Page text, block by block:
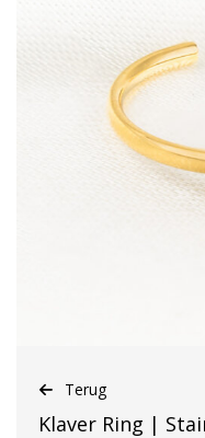
Terug
Klaver Ring |